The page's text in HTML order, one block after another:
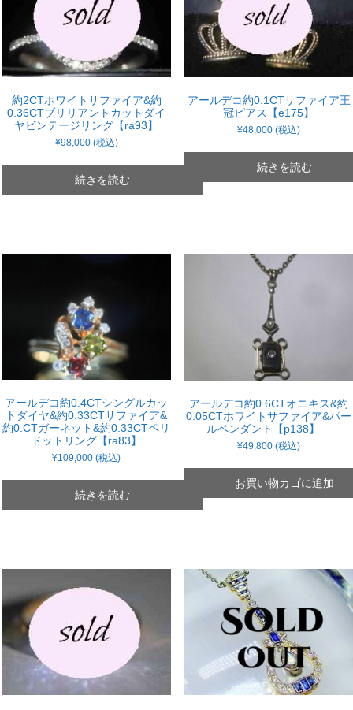
約2CTホワイトサファイア&約
0.36CTブリリアントカットダイ
ヤビンテージリング【ra93】
¥98,000 (税込)
続きを読む
アールデコ約0.1CTサファイア王
冠ピアス【e175】
¥48,000 (税込)
続きを読む
アールデコ約0.4CTシングルカッ
トダイヤ&約0.33CTサファイア&
約0.CTガーネット&約0.33CTペリ
ドットリング【ra83】
¥109,000 (税込)
続きを読む
アールデコ約0.6CTオニキス&約
0.05CTホワイトサファイア&パー
ルペンダント【p138】
¥49,800 (税込)
お買い物カゴに追加